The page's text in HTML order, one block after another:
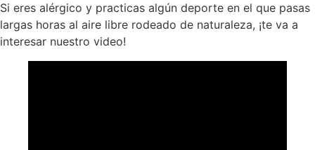
Si eres alérgico y practicas algún deporte en el que pasas
largas horas al aire libre rodeado de naturaleza, ¡te va a
interesar nuestro video!